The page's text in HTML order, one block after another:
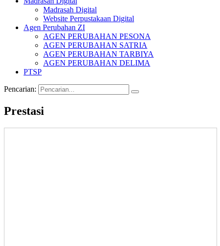
Madrasah Digital
Website Perpustakaan Digital
Agen Perubahan ZI
AGEN PERUBAHAN PESONA
AGEN PERUBAHAN SATRIA
AGEN PERUBAHAN TARBIYA
AGEN PERUBAHAN DELIMA
PTSP
Pencarian:
Prestasi